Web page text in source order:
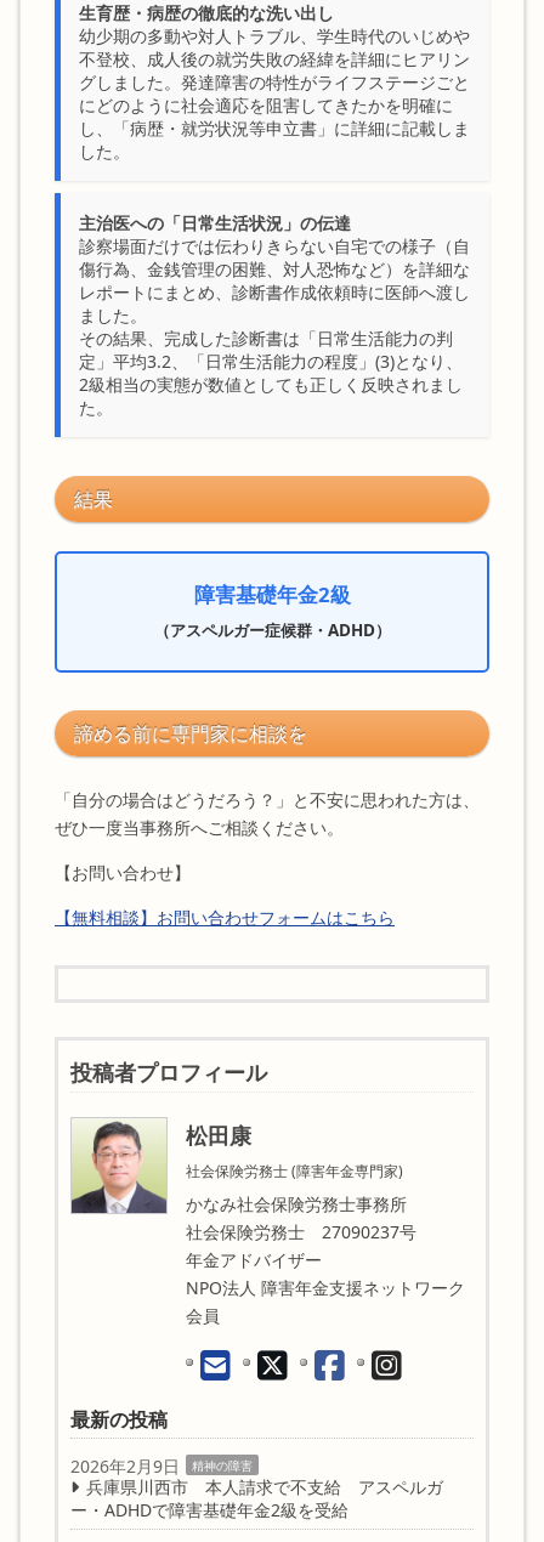
生育歴・病歴の徹底的な洗い出し
幼少期の多動や対人トラブル、学生時代のいじめや
不登校、成人後の就労失敗の経緯を詳細にヒアリン
グしました。発達障害の特性がライフステージごと
にどのように社会適応を阻害してきたかを明確に
し、「病歴・就労状況等申立書」に詳細に記載しま
した。
主治医への「日常生活状況」の伝達
診察場面だけでは伝わりきらない自宅での様子（自
傷行為、金銭管理の困難、対人恐怖など）を詳細な
レポートにまとめ、診断書作成依頼時に医師へ渡し
ました。
その結果、完成した診断書は「日常生活能力の判
定」平均3.2、「日常生活能力の程度」(3)となり、
2級相当の実態が数値としても正しく反映されまし
た。
結果
障害基礎年金2級
（アスペルガー症候群・ADHD）
諦める前に専門家に相談を
「自分の場合はどうだろう？」と不安に思われた方は、
ぜひ一度当事務所へご相談ください。
【お問い合わせ】
【無料相談】お問い合わせフォームはこちら
投稿者プロフィール
松田康
社会保険労務士 (障害年金専門家)
かなみ社会保険労務士事務所
社会保険労務士 27090237号
年金アドバイザー
NPO法人 障害年金支援ネットワーク
会員
最新の投稿
2026年2月9日 精神の障害
兵庫県川西市 本人請求で不支給 アスペルガ
ー・ADHDで障害基礎年金2級を受給